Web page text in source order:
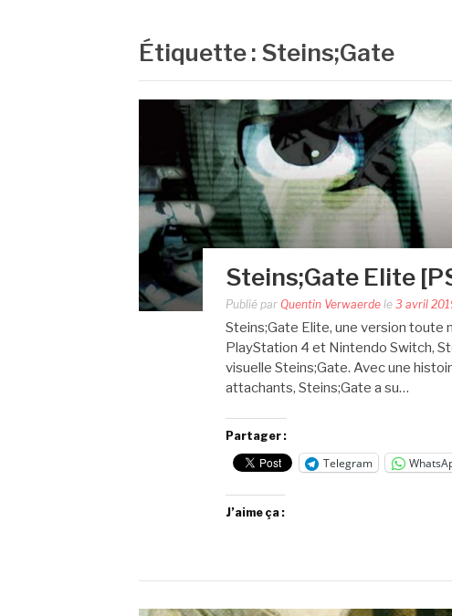
Étiquette : Steins;Gate
Steins;Gate Elite
Publié par Quentin Verwaerde le 3 avril
Steins;Gate Elite, une version toute
PlayStation 4 et Nintendo Switch,
visuelle Steins;Gate. Avec une
attachants, Steins;Gate a su…
Partager :
Telegram
J’aime ça :